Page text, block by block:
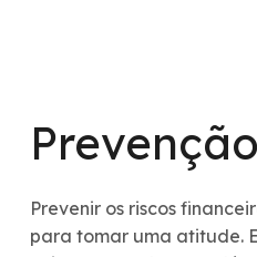
Prevenir os riscos
para tomar uma atitude.